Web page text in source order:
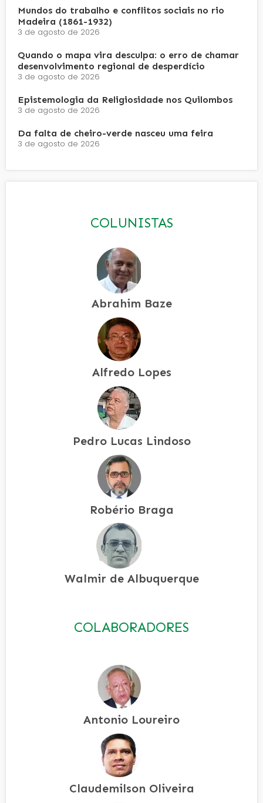
Mundos do trabalho e conflitos sociais no rio
Madeira (1861-1932)
3 de agosto de 2026
Quando o mapa vira desculpa: o erro de chamar
desenvolvimento regional de desperdício
3 de agosto de 2026
Epistemologia da Religiosidade nos Quilombos
3 de agosto de 2026
Da falta de cheiro-verde nasceu uma feira
3 de agosto de 2026
COLUNISTAS
Abrahim Baze
Alfredo Lopes
Pedro Lucas Lindoso
Robério Braga
Walmir de Albuquerque
COLABORADORES
Antonio Loureiro
Claudemilson Oliveira